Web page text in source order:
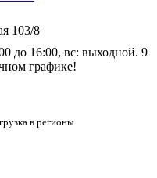
103/8
до 16:00, вс: выходной. 9
графике!
в регионы